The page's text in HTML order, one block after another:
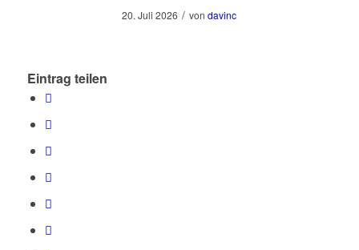
20. Juli 2026 / vondavinc
Eintrag teilen